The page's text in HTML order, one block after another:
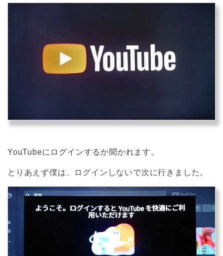
YouTubeにログインするか聞かれます。
とりあえず僕は、ログインしないで次に行きました。